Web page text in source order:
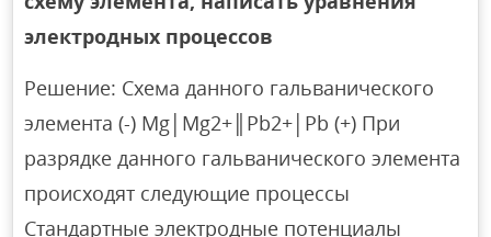
электродных процессов
Решение: Схема данного гальванического
элемента (-) Mg│Mg2+║Pb2+│Pb (+) При
разрядке данного гальванического элемента
происходят следующие процессы
Стандартные электродные потенциалы